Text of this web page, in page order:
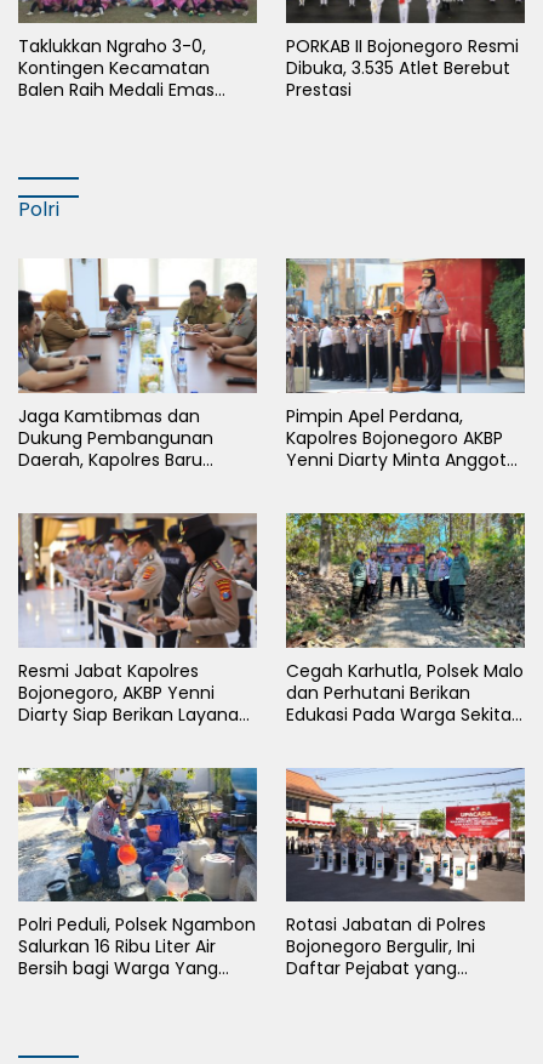
Taklukkan Ngraho 3-0,
Kontingen Kecamatan
Balen Raih Medali Emas
PORKAB II Bojonegoro Resmi
Dibuka, 3.535 Atlet Berebut
Prestasi
Polri
Jaga Kamtibmas dan
Dukung Pembangunan
Daerah, Kapolres Baru
Pimpin Apel Perdana,
Kapolres Bojonegoro AKBP
Yenni Diarty Minta Anggota
Resmi Jabat Kapolres
Bojonegoro, AKBP Yenni
Diarty Siap Berikan Layanan
Cegah Karhutla, Polsek Malo
dan Perhutani Berikan
Edukasi Pada Warga Sekitar
Polri Peduli, Polsek Ngambon
Salurkan 16 Ribu Liter Air
Bersih bagi Warga Yang
Rotasi Jabatan di Polres
Bojonegoro Bergulir, Ini
Daftar Pejabat yang